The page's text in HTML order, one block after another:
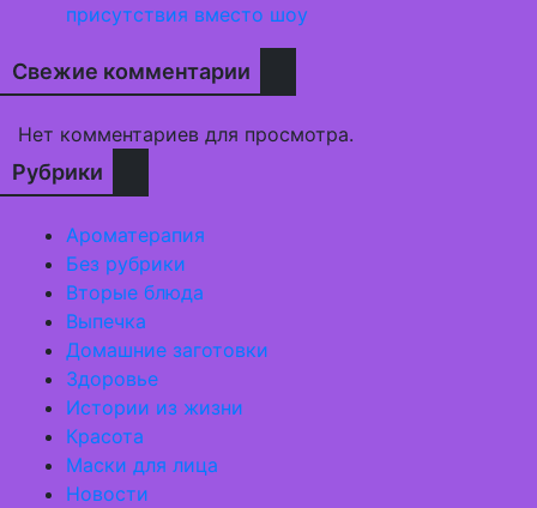
присутствия вместо шоу
Свежие комментарии
Нет комментариев для просмотра.
Рубрики
Ароматерапия
Без рубрики
Вторые блюда
Выпечка
Домашние заготовки
Здоровье
Истории из жизни
Красота
Маски для лица
Новости